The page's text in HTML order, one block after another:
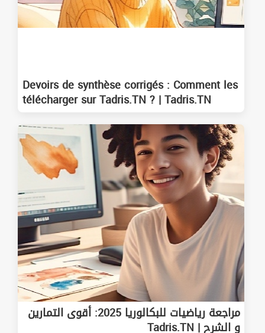
Devoirs de synthèse corrigés : Comment les
télécharger sur Tadris.TN ? | Tadris.TN
مراجعة رياضيات للبكالوريا 2025: أقوى التمارين
و الشرح | Tadris.TN